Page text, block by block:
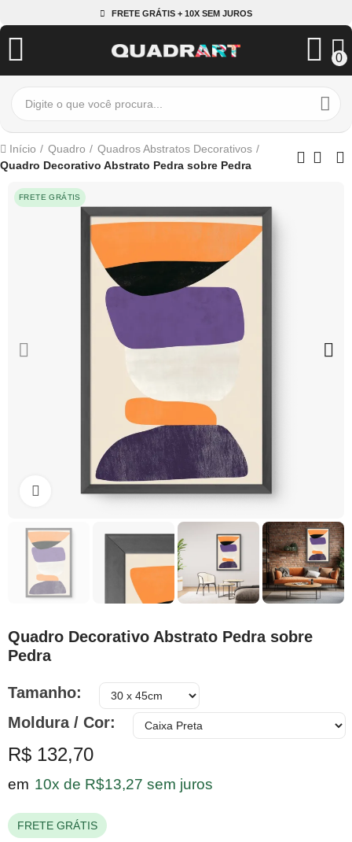
FRETE GRÁTIS + 10X SEM JUROS
0
Início Quadro
Quadros Abstratos Decorativos
Quadro Decorativo Abstrato Pedra sobre Pedra
FRETE GRÁTIS
Clique para ampliar
Quadro Decorativo Abstrato Pedra sobre
Pedra
Tamanho
Moldura / Cor
R$ 132,70
em 10x de R$13,27 sem juros
FRETE GRÁTIS